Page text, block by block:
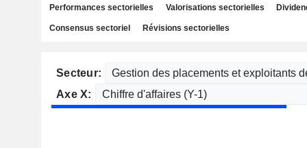
Performances sectorielles Valorisations sectorielles
Consensus sectoriel Révisions sectorielles
Secteur:
Axe X: